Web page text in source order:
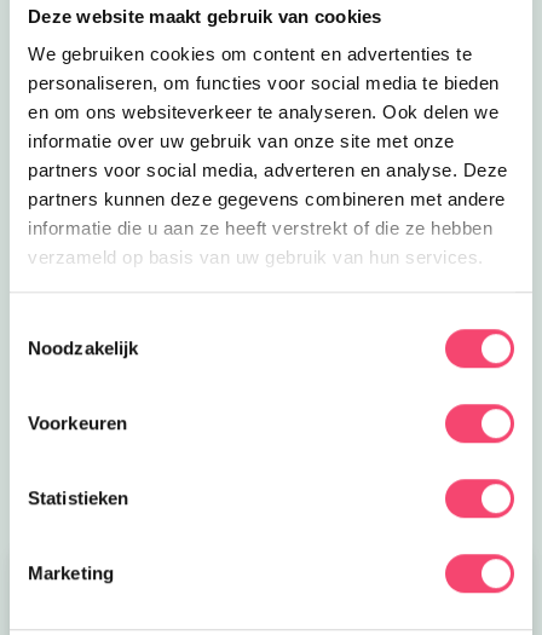
Deze website maakt gebruik van cookies
We gebruiken cookies om content en advertenties te
personaliseren, om functies voor social media te bieden
en om ons websiteverkeer te analyseren. Ook delen we
informatie over uw gebruik van onze site met onze
partners voor social media, adverteren en analyse. Deze
partners kunnen deze gegevens combineren met andere
informatie die u aan ze heeft verstrekt of die ze hebben
verzameld op basis van uw gebruik van hun services.
Noodzakelijk
Voorkeuren
Statistieken
Marketing
leukste uitjes verzameld. Van festivals voor het hele
een geweldig familieprogramma! Fijne zomer!